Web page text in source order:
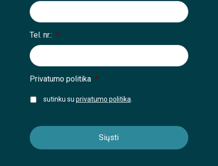
Tel. nr.: *
Privatumo politika *
sutinku su privatumo politika